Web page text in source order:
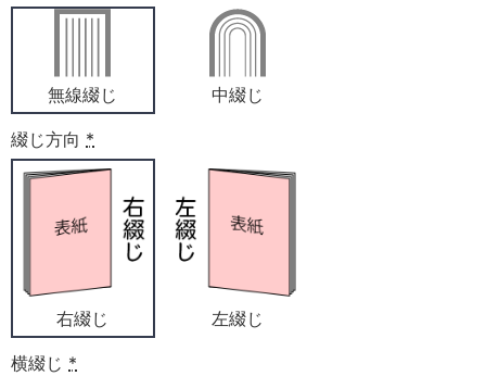
無線綴じ 中綴じ
綴じ方向 *
右綴じ 左綴じ
横綴じ *